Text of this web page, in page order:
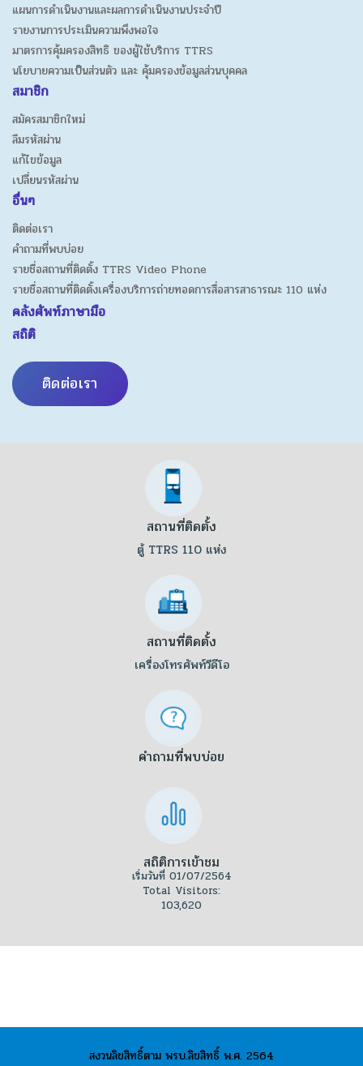
แผนการดำเนินงานและผลการดำเนินงานประจำปี
รายงานการประเมินความพึงพอใจ
มาตรการคุ้มครองสิทธิ ของผู้ใช้บริการ TTRS
นโยบายความเป็นส่วนตัว และ คุ้มครองข้อมูลส่วนบุคคล
สมาชิก
สมัครสมาชิกใหม่
ลืมรหัสผ่าน
แก้ไขข้อมูล
เปลี่ยนรหัสผ่าน
อื่นๆ
ติดต่อเรา
คำถามที่พบบ่อย
รายชื่อสถานที่ติดตั้ง TTRS Video Phone
รายชื่อสถานที่ติดตั้งเครื่องบริการถ่ายทอดการสื่อสารสาธารณะ 110 แห่ง
คลังศัพท์ภาษามือ
สถิติ
ติดต่อเรา
สถานที่ติดตั้ง
ตู้ TTRS 110 แห่ง
สถานที่ติดตั้ง
เครื่องโทรศัพท์วีดีโอ
คำถามที่พบบ่อย
สถิติการเข้าชม
เริ่มวันที่ 01/07/2564
Total Visitors:
103,620
สงวนลิขสิทธิ์ตาม พรบ.ลิขสิทธิ์ พ.ศ. 2564